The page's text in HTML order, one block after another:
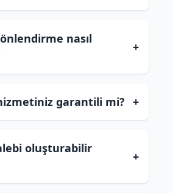
nasıl
+
garantili mi? +
oluşturabilir
+